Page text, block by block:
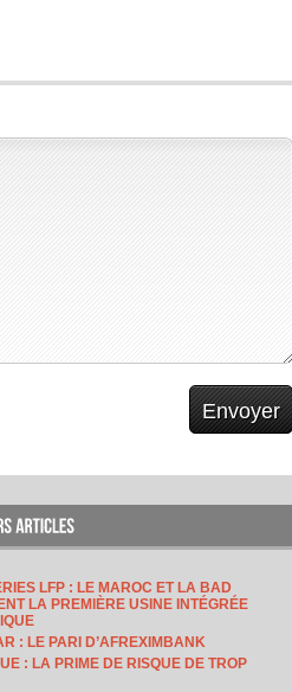
LFP : LE MAROC ET LA BAD
LA PREMIÈRE USINE INTÉGRÉE
: LE PARI D’AFREXIMBANK
: LA PRIME DE RISQUE DE TROP